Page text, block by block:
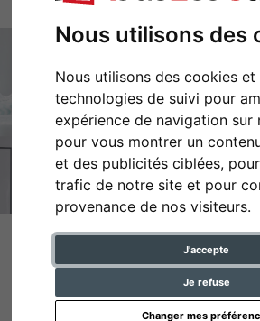
Nous utilisons des
Nous utilisons des cookies
technologies de suivi pour
expérience de navigation sur
pour vous montrer un
et des publicités ciblées,
trafic de notre site et pour
provenance de nos visiteurs.
J'accepte
Je refuse
Changer mes
Décorer avec des
Les miroirs réfléchissent la